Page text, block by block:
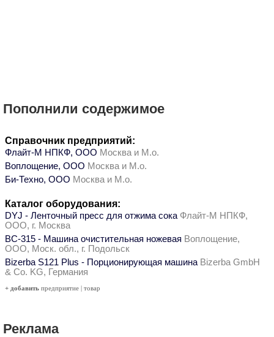
Пополнили содержимое
Справочник предприятий:
Флайт-М НПКФ, ООО Москва и М.о.
Воплощение, ООО Москва и М.о.
Би-Техно, ООО Москва и М.о.
Каталог оборудования:
DYJ - Ленточный пресс для отжима сока Флайт-М НПКФ,
ООО, г. Москва
ВС-315 - Машина очистительная ножевая Воплощение,
ООО, Моск. обл., г. Подольск
Bizerba S121 Plus - Порционирующая машина Bizerba GmbH
& Co. KG, Германия
+ добавить предприятие | товар
Реклама